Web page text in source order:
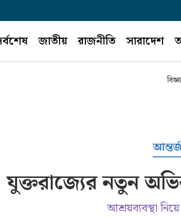
জাতীয় রাজনীতি সারাদেশ
যুক্তরাজ্যের নতুন
আশ্রয়ব্যবস্থা